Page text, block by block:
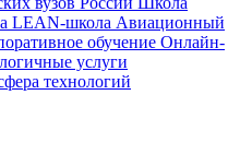
LEAN-школа Авиационный
обучение Онлайн-
услуги
технологий